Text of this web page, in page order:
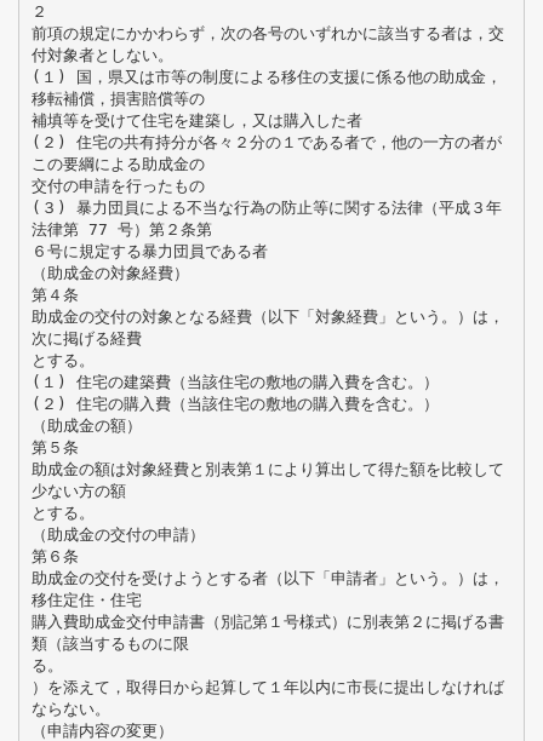
２
前項の規定にかかわらず，次の各号のいずれかに該当する者は，交
付対象者としない。
(１) 国，県又は市等の制度による移住の支援に係る他の助成金，
移転補償，損害賠償等の
補填等を受けて住宅を建築し，又は購入した者
(２) 住宅の共有持分が各々２分の１である者で，他の一方の者が
この要綱による助成金の
交付の申請を行ったもの
(３) 暴力団員による不当な行為の防止等に関する法律（平成３年
法律第 77 号）第２条第
６号に規定する暴力団員である者
（助成金の対象経費）
第４条
助成金の交付の対象となる経費（以下「対象経費」という。）は，
次に掲げる経費
とする。
(１) 住宅の建築費（当該住宅の敷地の購入費を含む。）
(２) 住宅の購入費（当該住宅の敷地の購入費を含む。）
（助成金の額）
第５条
助成金の額は対象経費と別表第１により算出して得た額を比較して
少ない方の額
とする。
（助成金の交付の申請）
第６条
助成金の交付を受けようとする者（以下「申請者」という。）は，
移住定住・住宅
購入費助成金交付申請書（別記第１号様式）に別表第２に掲げる書
類（該当するものに限
る。
）を添えて，取得日から起算して１年以内に市長に提出しなければ
ならない。
（申請内容の変更）